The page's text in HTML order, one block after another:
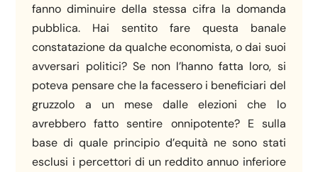
fanno diminuire della stessa cifra la domanda
pubblica. Hai sentito fare questa banale
constatazione da qualche economista, o dai suoi
avversari politici? Se non l’hanno fatta loro, si
poteva pensare che la facessero i beneficiari del
gruzzolo a un mese dalle elezioni che lo
avrebbero fatto sentire onnipotente? E sulla
base di quale principio d’equità ne sono stati
esclusi i percettori di un reddito annuo inferiore